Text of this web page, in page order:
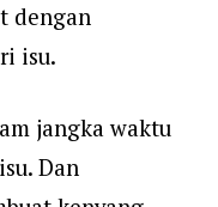
dengan
isu.
jangka waktu
Dan